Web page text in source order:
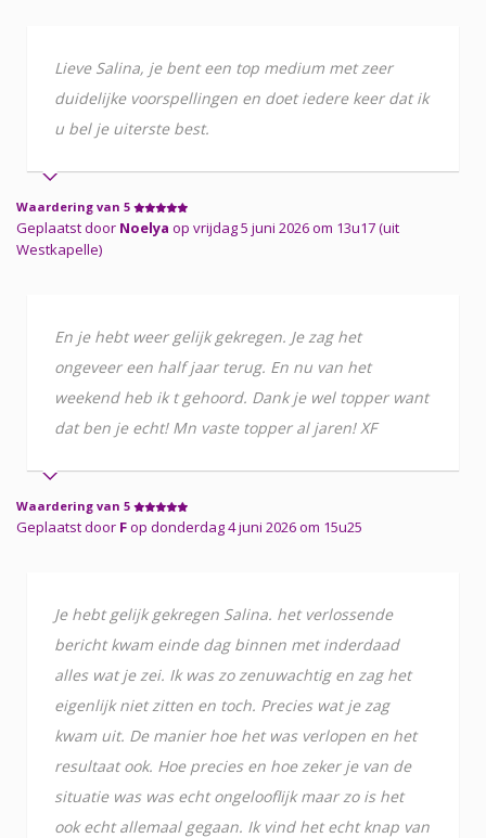
Lieve Salina, je bent een top medium met zeer
duidelijke voorspellingen en doet iedere keer dat ik
u bel je uiterste best.
Waardering van 5
Geplaatst door Noelya op vrijdag 5 juni 2026 om 13u17 (uit
Westkapelle)
En je hebt weer gelijk gekregen. Je zag het
ongeveer een half jaar terug. En nu van het
weekend heb ik t gehoord. Dank je wel topper want
dat ben je echt! Mn vaste topper al jaren! XF
Waardering van 5
Geplaatst door Fop donderdag 4 juni 2026 om 15u25
Je hebt gelijk gekregen Salina. het verlossende
bericht kwam einde dag binnen met inderdaad
alles wat je zei. Ik was zo zenuwachtig en zag het
eigenlijk niet zitten en toch. Precies wat je zag
kwam uit. De manier hoe het was verlopen en het
resultaat ook. Hoe precies en hoe zeker je van de
situatie was was echt ongelooflijk maar zo is het
ook echt allemaal gegaan. Ik vind het echt knap van